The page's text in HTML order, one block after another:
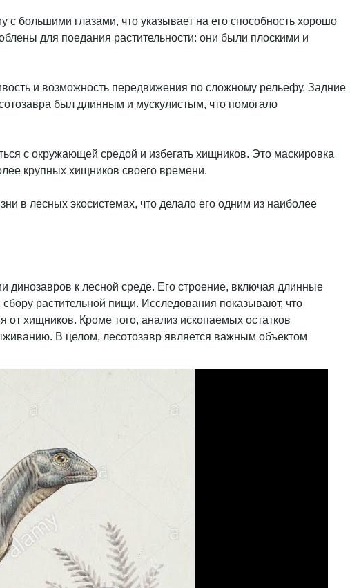
большими глазами, что указывает на его способность хорошо
для поедания растительности: они были плоскими и
и возможность передвижения по сложному рельефу. Задние
был длинным и мускулистым, что помогало
с окружающей средой и избегать хищников. Это маскировка
крупных хищников своего времени.
в лесных экосистемах, что делало его одним из наиболее
динозавров к лесной среде. Его строение, включая длинные
растительной пищи. Исследования показывают, что
хищников. Кроме того, анализ ископаемых остатков
В целом, лесотозавр является важным объектом